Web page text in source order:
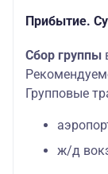
Прибытие.
Сбор группы
Групповые
ж/д